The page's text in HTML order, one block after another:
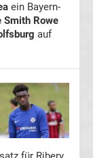
ein Bayern-
Smith Rowe
auf